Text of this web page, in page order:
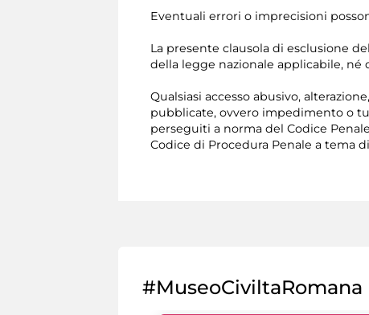
Eventuali errori o imprecisioni
La presente clausola di esclusione
della legge nazionale applicabile, né
Qualsiasi accesso abusivo,
pubblicate, ovvero impedimento o
perseguiti a norma del Codice
Codice di Procedura Penale a tema
#MuseoCiviltaRomana